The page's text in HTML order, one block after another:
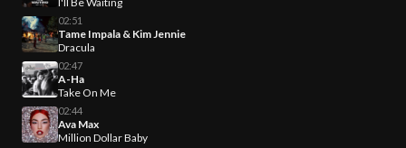
02:51
Tame Impala & Kim Jennie
Dracula
02:47
A-Ha
Take On Me
02:44
Ava Max
Million Dollar Baby